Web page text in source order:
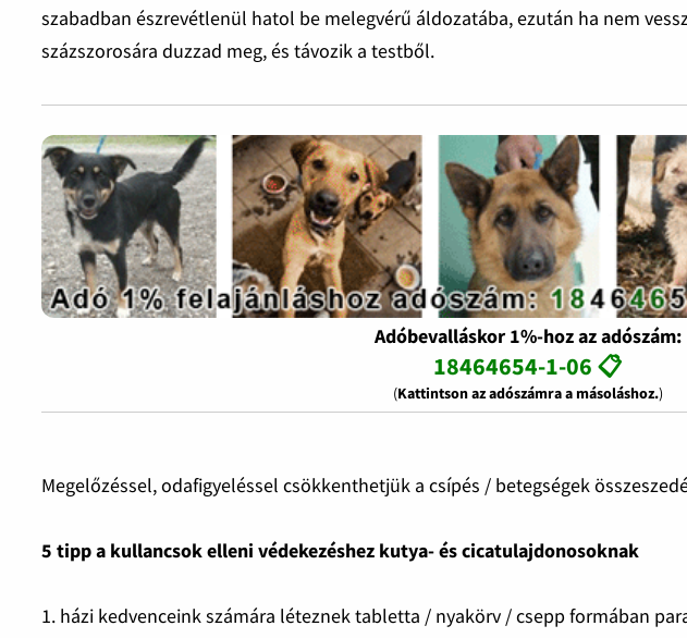
szabadban észrevétlenül hatol be melegvérű áldozatába, ezután ha nem
százszorosára duzzad meg, és távozik a testből.
Adóbevalláskor 1%-hoz az adószám:
18464654-1-06 📋
(Kattintson az adószámra a másoláshoz.)
Megelőzéssel, odafigyeléssel csökkenthetjük a csípés / betegségek
5 tipp a kullancsok elleni védekezéshez kutya- és cicatulajdonosoknak
1. házi kedvenceink számára léteznek tabletta / nyakörv / csepp formában